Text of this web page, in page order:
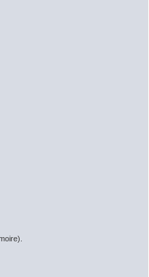
mes_points) p,